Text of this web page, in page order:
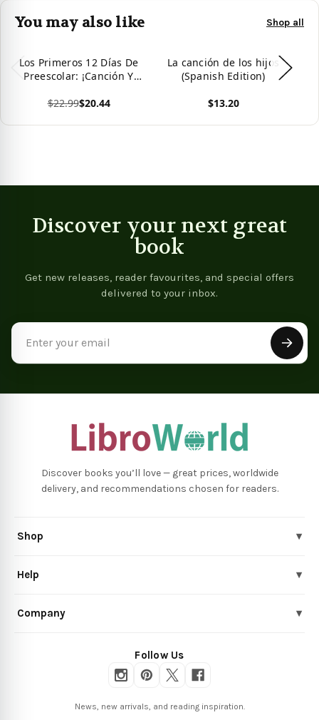
You may also like Shop all
Los Primeros 12 Días De
Preescolar: ¡Canción Y
(Spanish Edition) -
$22.99$20.44
La canción de los hijos
(Spanish Edition)
$13.20
Discover your next great
book
Get new releases, reader favourites, and special offers
delivered to your inbox.
Discover books you’ll love — great prices, worldwide
delivery, and recommendations chosen for readers.
Shop ▾
Help ▾
Company ▾
Follow Us
News, new arrivals, and reading inspiration.